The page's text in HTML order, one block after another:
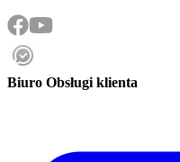
Biuro Obsługi klienta